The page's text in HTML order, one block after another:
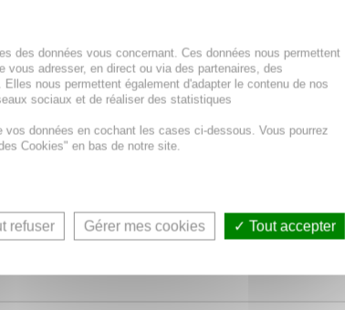
et florale, évoquant les champs de coquelicots
Les tiges de rotin diffusent
des données vous concernant. Ces données nous permettent
adresser, en direct ou via des partenaires, des
nous permettent également d'adapter le contenu de nos
sociaux et de réaliser des statistiques
données en cochant les cases ci-dessous. Vous pourrez
Cookies" en bas de notre site.
refuser Gérer mes cookies Tout accepter